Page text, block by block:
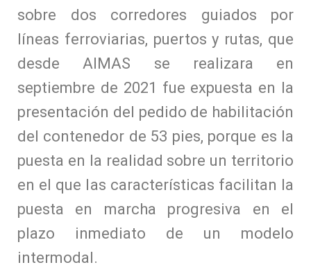
sobre dos corredores guiados por
líneas ferroviarias, puertos y rutas, que
desde AIMAS se realizara en
septiembre de 2021 fue expuesta en la
presentación del pedido de habilitación
del contenedor de 53 pies, porque es la
puesta en la realidad sobre un territorio
en el que las características facilitan la
puesta en marcha progresiva en el
plazo inmediato de un modelo
intermodal.